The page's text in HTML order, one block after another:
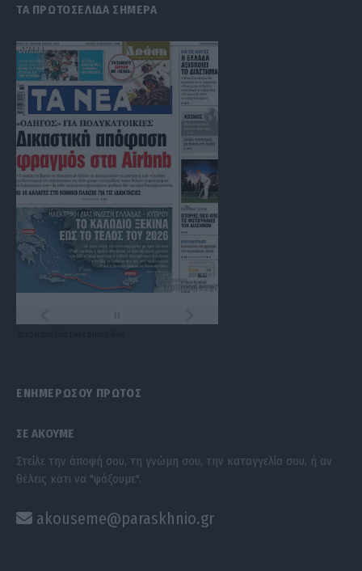
ΤΑ ΠΡΩΤΟΣΕΛΙΔΑ ΣΗΜΕΡΑ
ΕΝΗΜΕΡΩΣΟΥ ΠΡΩΤΟΣ
ΣΕ ΑΚΟΥΜΕ
Στείλε την άποψή σου, τη γνώμη σου, την καταγγελία σου, ή αν
θέλεις κάτι να "ψάξουμε".
akouseme@paraskhnio.gr